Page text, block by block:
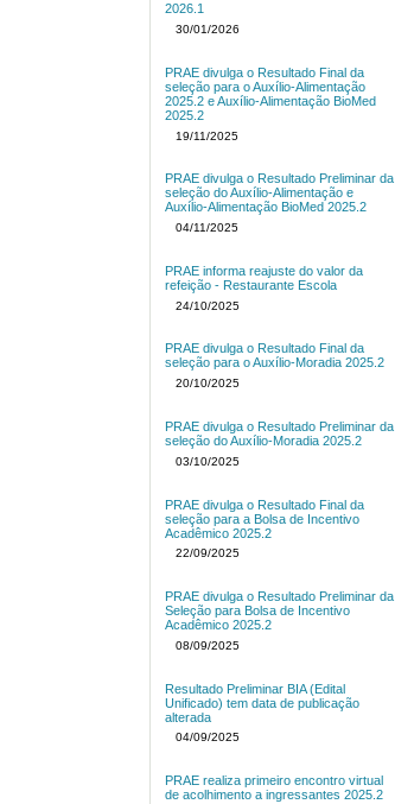
2026.1
30/01/2026
PRAE divulga o Resultado Final da
seleção para o Auxílio-Alimentação
2025.2 e Auxílio-Alimentação BioMed
2025.2
19/11/2025
PRAE divulga o Resultado Preliminar da
seleção do Auxílio-Alimentação e
Auxílio-Alimentação BioMed 2025.2
04/11/2025
PRAE informa reajuste do valor da
refeição - Restaurante Escola
24/10/2025
PRAE divulga o Resultado Final da
seleção para o Auxílio-Moradia 2025.2
20/10/2025
PRAE divulga o Resultado Preliminar da
seleção do Auxílio-Moradia 2025.2
03/10/2025
PRAE divulga o Resultado Final da
seleção para a Bolsa de Incentivo
Acadêmico 2025.2
22/09/2025
PRAE divulga o Resultado Preliminar da
Seleção para Bolsa de Incentivo
Acadêmico 2025.2
08/09/2025
Resultado Preliminar BIA (Edital
Unificado) tem data de publicação
alterada
04/09/2025
PRAE realiza primeiro encontro virtual
de acolhimento a ingressantes 2025.2